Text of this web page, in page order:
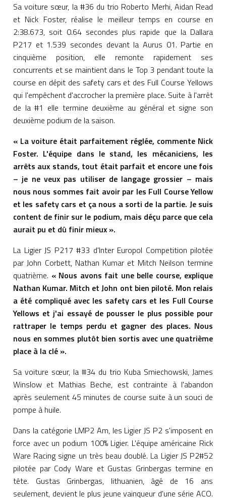
Sa voiture sœur, la #36 du trio Roberto Merhi, Aidan Read
et Nick Foster, réalise le meilleur temps en course en
2:38.673, soit 0.64 secondes plus rapide que la Dallara
P217 et 1.539 secondes devant la Aurus 01. Partie en
cinquième position, elle remonte rapidement ses
concurrents et se maintient dans le Top 3 pendant toute la
course en dépit des safety cars et des Full Course Yellows
qui l'empêchent d'accrocher la première place. Suite à l'arrêt
de la #1 elle termine deuxième au général et signe son
deuxième podium de la saison.
« La voiture était parfaitement réglée, commente Nick
Foster. L'équipe dans le stand, les mécaniciens, les
arrêts aux stands, tout était parfait et encore une fois
– je ne veux pas utiliser de langage grossier – mais
nous nous sommes fait avoir par les Full Course Yellow
et les safety cars et ça nous a sorti de la partie. Je suis
content de finir sur le podium, mais déçu parce que cela
aurait pu et dû finir mieux ».
La Ligier JS P217 #33 d'Inter Europol Competition pilotée
par John Corbett, Nathan Kumar et Mitch Neilson termine
quatrième. « Nous avons fait une belle course, explique
Nathan Kumar. Mitch et John ont bien piloté. Mon relais
a été compliqué avec les safety cars et les Full Course
Yellows et j'ai essayé de pousser le plus possible pour
rattraper le temps perdu et gagner des places. Nous
nous en sommes plutôt bien sortis avec une quatrième
place à la clé ».
Sa voiture sœur, la #34 du trio Kuba Smiechowski, James
Winslow et Mathias Beche, est contrainte à l'abandon
après seulement 45 minutes de course suite à un souci de
pompe à huile.
Dans la catégorie LMP2 Am, les Ligier JS P2 s'imposent en
force avec un podium 100% Ligier. L'équipe américaine Rick
Ware Racing signe un très beau doublé. La Ligier JS P2#52
pilotée par Cody Ware et Gustas Grinbergas termine en
tête. Gustas Grinbergas, lithuanien, âgé de 16 ans
seulement, devient le plus jeune vainqueur d'une série ACO.